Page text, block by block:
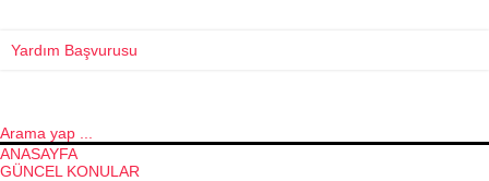
Yardım Başvurusu
Arama yap ...
ANASAYFA
GÜNCEL KONULAR